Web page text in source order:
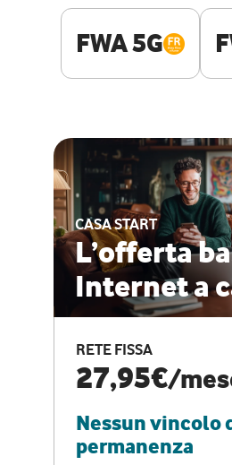
FWA 5G
CASA START
L’offerta
Internet a
RETE FISSA
27,95€/
Nessun vincolo
permanenza
ESCLUSIVA
CASA PRO
RETE FISSA +
29,95€